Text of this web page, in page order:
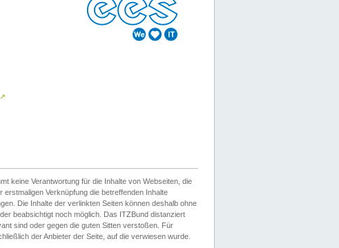
↗
keine Verantwortung für die Inhalte von Webseiten, die
Verknüpfung die betreffenden Inhalte
Die Inhalte der verlinkten Seiten können deshalb ohne
beabsichtigt noch möglich. Das ITZBund distanziert
sind oder gegen die guten Sitten verstoßen. Für
der Anbieter der Seite, auf die verwiesen wurde.